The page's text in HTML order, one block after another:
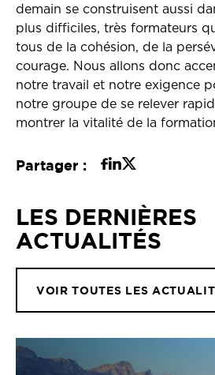
demain se construisent aussi
plus difficiles, très formateurs
tous de la cohésion, de la
courage. Nous allons donc
notre travail et notre exigence
notre groupe de se relever
montrer la vitalité de la
Partager :
LES DERNIÈRES
ACTUALITÉS
VOIR TOUTES LES